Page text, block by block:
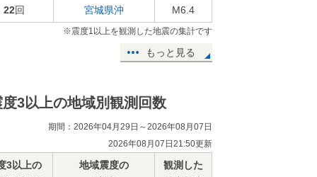
22回 宮城県沖 M6.4
※震度1以上を観測した地震の集計です
もっと見る
度3以上の地域別観測回数
期間：2026年04月29日～2026年08月07日
2026年08月07日21:50更新
3以上の
地域震度の
観測した